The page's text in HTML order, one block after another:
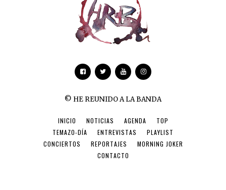
© HE REUNIDO A LA BANDA
INICIO NOTICIAS AGENDA
TOP
TEMAZO-DÍA
ENTREVISTAS
PLAYLIST
CONCIERTOS
REPORTAJES
MORNING JOKER
CONTACTO